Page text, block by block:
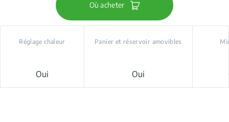
Où acheter
Réglage chaleur
Oui
Panier et réservoir amovibles
Oui